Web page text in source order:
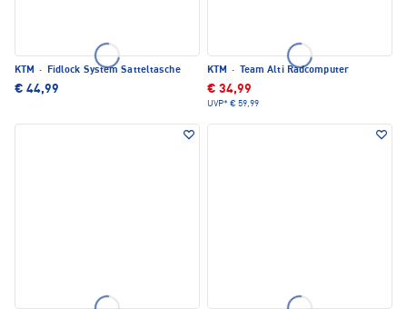
KTM · Fidlock System Satteltasche
€ 44,99
KTM · Team Alti Radcomputer
€ 34,99
UVP* € 59,99